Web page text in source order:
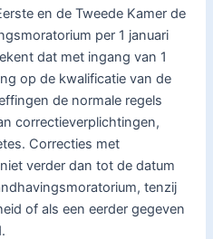
en de Tweede Kamer de
per 1 januari
dat met ingang van 1
op de kwalificatie van de
de normale regels
correctieverplichtingen,
Correcties met
verder dan tot de datum
tenzij
of als een eerder gegeven